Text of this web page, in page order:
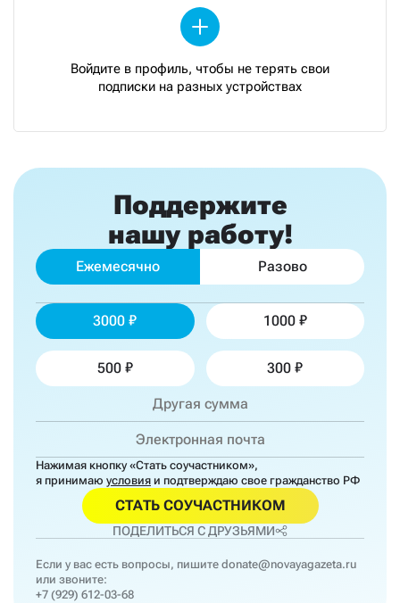
Войдите в профиль, чтобы не терять свои
подписки на разных устройствах
Поддержите
нашу работу!
Ежемесячно Разово
3000 1000
500 300
Нажимая кнопку «Стать соучастником»,
я принимаю условия и подтверждаю свое гражданство РФ
СТАТЬ СОУЧАСТНИКОМ
ПОДЕЛИТЬСЯ С ДРУЗЬЯМИ
Если у вас есть вопросы, пишите donate@novayagazeta.ru
или звоните:
+7 (929) 612-03-68